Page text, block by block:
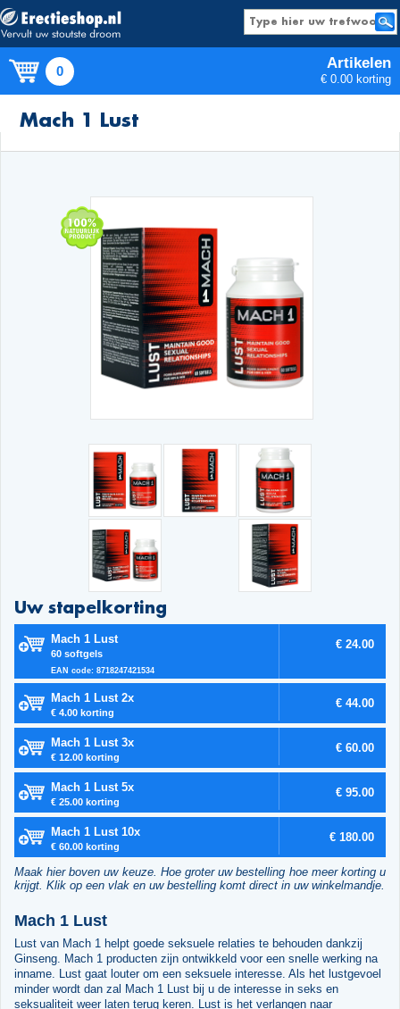
0 Artikelen
€ 0.00 korting
Mach 1 Lust
Uw stapelkorting
Mach 1 Lust
60 softgels
EAN code: 8718247421534
€ 24.00
Mach 1 Lust 2x
€ 4.00 korting
€ 44.00
Mach 1 Lust 3x
€ 12.00 korting
€ 60.00
Mach 1 Lust 5x
€ 25.00 korting
€ 95.00
Mach 1 Lust 10x
€ 60.00 korting
€ 180.00
Maak hier boven uw keuze. Hoe groter uw bestelling hoe meer korting u
krijgt. Klik op een vlak en uw bestelling komt direct in uw winkelmandje.
Mach 1 Lust
Lust van Mach 1 helpt goede seksuele relaties te behouden dankzij
Ginseng. Mach 1 producten zijn ontwikkeld voor een snelle werking na
inname. Lust gaat louter om een seksuele interesse. Als het lustgevoel
minder wordt dan zal Mach 1 Lust bij u de interesse in seks en
seksualiteit weer laten terug keren. Lust is het verlangen naar